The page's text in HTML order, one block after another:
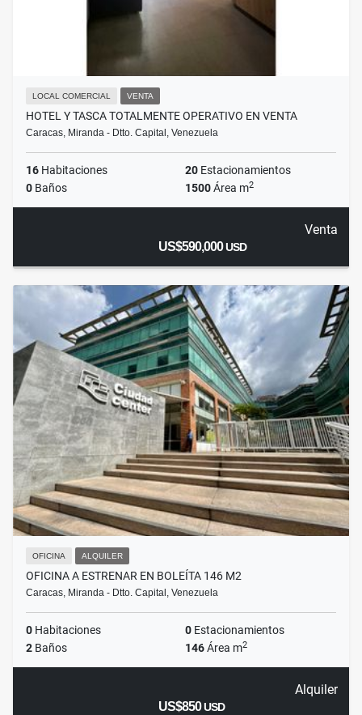
LOCAL COMERCIAL VENTA
HOTEL Y TASCA TOTALMENTE OPERATIVO EN VENTA
Caracas, Miranda - Dtto. Capital, Venezuela
16 Habitaciones 20 Estacionamientos
0 Baños 1500Área m2
Venta
US$590,000USD
OFICINA ALQUILER
OFICINA A ESTRENAR EN BOLEÍTA 146 M2
Caracas, Miranda - Dtto. Capital, Venezuela
0 Habitaciones 0 Estacionamientos
2 Baños 146Área m2
Alquiler
US$850USD